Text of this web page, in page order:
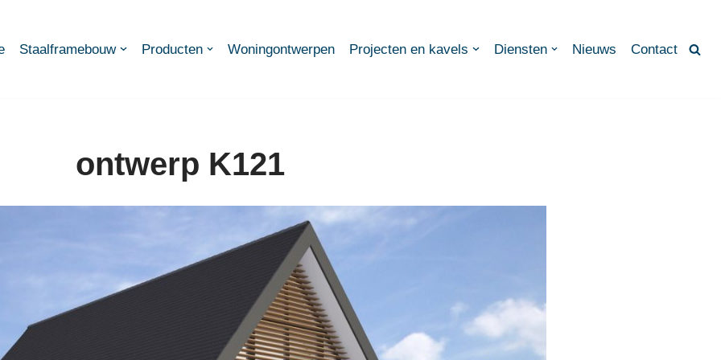
Staalframebouw Producten Woningontwerpen Projecten en kavels Diensten Nieuws Contact
ontwerp K121